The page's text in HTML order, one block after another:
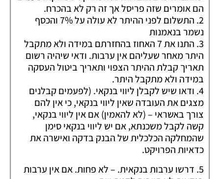
הם אומרים שזה פריסל אך זה רק לא בהכרח.
2. התשלום לפני ההיתר לא עולה על 7% והכסף
נשמר בנאמנות
3. התנו את 7 האחוז בהחזרתם במידה ולא מתקבל
היתר מאחר שעליהם אין ערבות. ודאי שיהיה רשום
תאריך קבלת ההיתר הצפוי ותאריך ביטול העסקה
במידה ולא מתקבל היתר.
4. ודאו שיש לקבלן ליווי בנקאי. (לפעמים קבלנים
מצגים את העובדה שאין ליווי בנקאי, כי אין להם
צורך באשראי – (לא להאמין) אם אין ליווי בנקאי,
קשה לקבל משכנתא, אם יש ליווי בנקאי סימן
שהמחלקה הכלכלית של הבנק בדקה ואישרה את
כדאיות הפרויקט.
5. דרשו ערבות בנקאית. – לא פחות. אם אין ערבות